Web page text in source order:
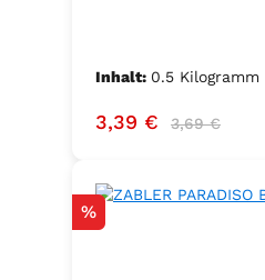
Inhalt: 0.5 Kilogramm
Verkaufspreis:
3,39 € Regulärer Preis:
3,69 €
Rabatt
%